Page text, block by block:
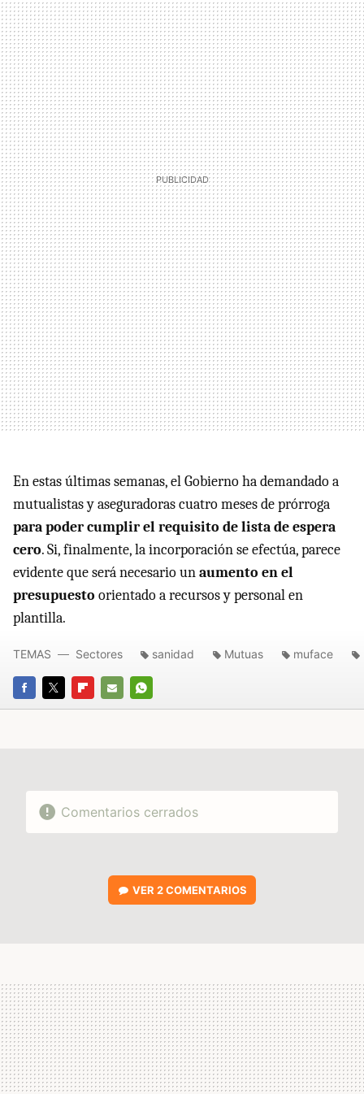
En estas últimas semanas, el Gobierno ha demandado a
mutualistas y aseguradoras cuatro meses de prórroga
para poder cumplir el requisito de lista de espera
cero. Si, finalmente, la incorporación se efectúa, parece
evidente que será necesario unaumento en el
presupuesto orientado a recursos y personal en
plantilla.
FACEBOOK
TWITTERFLIPBOARD
E-
WHATSAPP
TEMAS Sectores sanidad Mutuas muface
Comentarios cerrados
VER2 COMENTARIOS